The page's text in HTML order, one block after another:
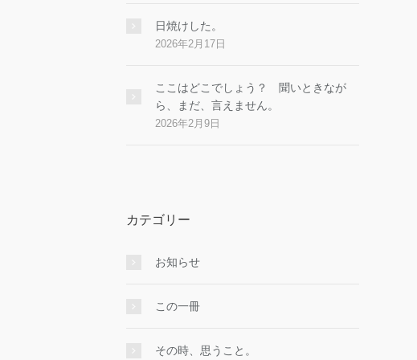
日焼けした。
2026年2月17日
ここはどこでしょう？ 聞いときなが
ら、まだ、言えません。
2026年2月9日
カテゴリー
お知らせ
この一冊
その時、思うこと。